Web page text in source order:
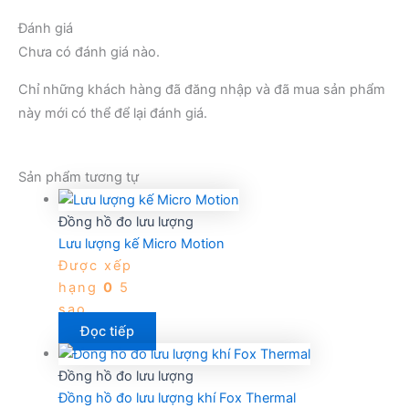
Đánh giá
Chưa có đánh giá nào.
Chỉ những khách hàng đã đăng nhập và đã mua sản phẩm
này mới có thể để lại đánh giá.
Sản phẩm tương tự
Đồng hồ đo lưu lượng
Lưu lượng kế Micro Motion
Được xếp
hạng 0 5
sao
Đọc tiếp
Đồng hồ đo lưu lượng
Đồng hồ đo lưu lượng khí Fox Thermal